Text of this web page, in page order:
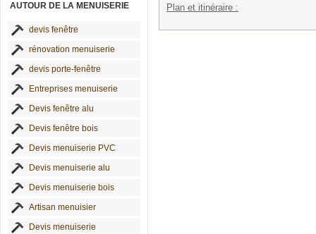
AUTOUR DE LA MENUISERIE
devis fenêtre
rénovation menuiserie
devis porte-fenêtre
Entreprises menuiserie
Devis fenêtre alu
Devis fenêtre bois
Devis menuiserie PVC
Devis menuiserie alu
Devis menuiserie bois
Artisan menuisier
Devis menuiserie
Plan et itinéraire :